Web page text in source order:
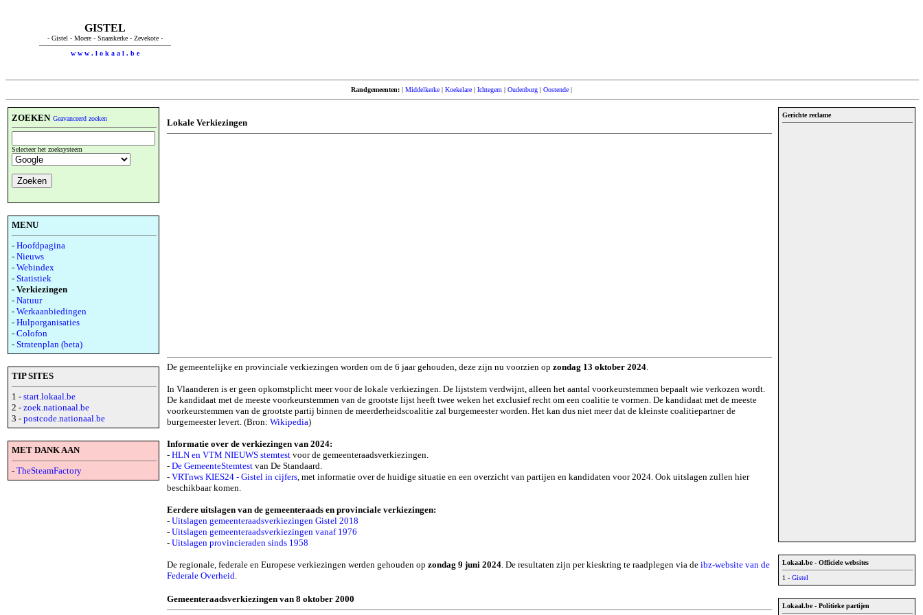
GISTEL
- Gistel - Moere - Snaaskerke - Zevekote -
w w w . l o k a a l . b e
Randgemeenten: | Middelkerke | Koekelare | Ichtegem | Oudenburg | Oostende |
ZOEKEN Geavanceerd zoeken
Selecteer het zoeksysteem
MENU
- Hoofdpagina
- Nieuws
- Webindex
- Statistiek
- Verkiezingen
- Natuur
- Werkaanbiedingen
- Hulporganisaties
- Colofon
- Stratenplan (beta)
TIP SITES
1 - start.lokaal.be
2 - zoek.nationaal.be
3 - postcode.nationaal.be
MET DANK AAN
- TheSteamFactory
Lokale Verkiezingen
De gemeentelijke en provinciale verkiezingen worden om de 6 jaar gehouden, deze zijn nu voorzien op zondag 13 oktober 2024.
In Vlaanderen is er geen opkomstplicht meer voor de lokale verkiezingen. De lijststem verdwijnt, alleen het aantal voorkeurstemmen bepaalt wie verkozen wordt.
De kandidaat met de meeste voorkeurstemmen van de grootste lijst heeft twee weken het exclusief recht om een coalitie te vormen. De kandidaat met de meeste
voorkeurstemmen van de grootste partij binnen de meerderheidscoalitie zal burgemeester worden. Het kan dus niet meer dat de kleinste coalitiepartner de
burgemeester levert. (Bron: Wikipedia)
Informatie over de verkiezingen van 2024:
- HLN en VTM NIEUWS stemtest voor de gemeenteraadsverkiezingen.
- De GemeenteStemtest van De Standaard.
- VRTnws KIES24 - Gistel in cijfers, met informatie over de huidige situatie en een overzicht van partijen en kandidaten voor 2024. Ook uitslagen zullen hier
beschikbaar komen.
Eerdere uitslagen van de gemeenteraads en provinciale verkiezingen:
- Uitslagen gemeenteraadsverkiezingen Gistel 2018
- Uitslagen gemeenteraadsverkiezingen vanaf 1976
- Uitslagen provincieraden sinds 1958
De regionale, federale en Europese verkiezingen werden gehouden op zondag 9 juni 2024. De resultaten zijn per kieskring te raadplegen via de ibz-website van de
Federale Overheid.
Gemeenteraadsverkiezingen van 8 oktober 2000
Gerichte reclame
Lokaal.be - Officiele websites
1 - Gistel
Lokaal.be - Politieke partijen